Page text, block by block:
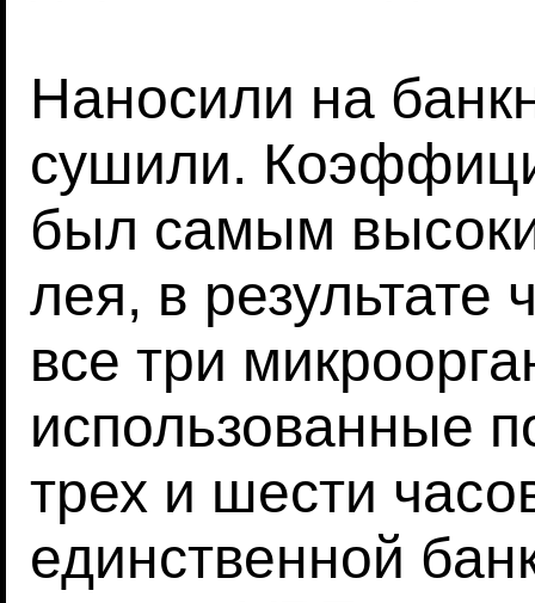
Наносили на
сушили.
был самым
лея, в результате
все три
использованные
трех и шести
единственной